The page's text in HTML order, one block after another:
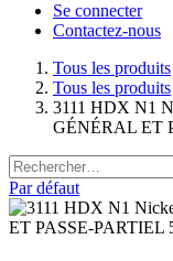
Se connecter
Contactez-nous
Tous les produits
Tous les produits
3111 HDX N1
GÉNÉRAL ET
Par défaut